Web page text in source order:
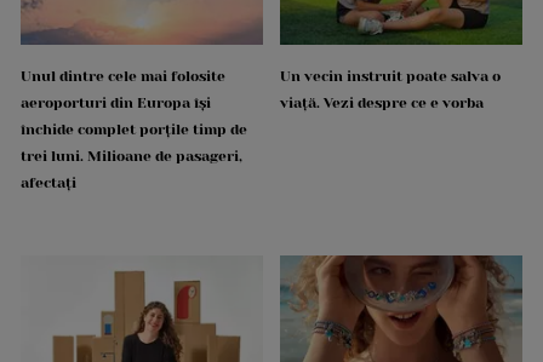
Unul dintre cele mai folosite
aeroporturi din Europa își
închide complet porțile timp de
trei luni. Milioane de pasageri,
afectați
Un vecin instruit poate salva o
viață. Vezi despre ce e vorba